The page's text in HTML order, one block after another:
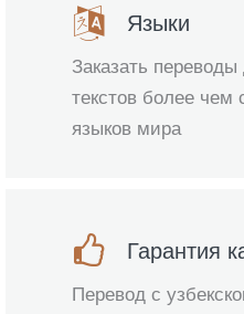
Языки
Заказать
текстов более чем
языков мира
Гарантия
Перевод с